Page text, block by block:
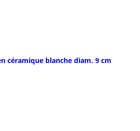
céramique blanche diam. 9 cm